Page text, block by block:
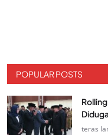
POPULAR POSTS
teras